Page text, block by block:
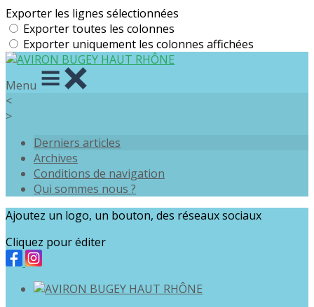
Exporter les lignes sélectionnées
Exporter toutes les colonnes
Exporter uniquement les colonnes affichées
Menu
<
>
Derniers articles
Archives
Conditions de navigation
Qui sommes nous ?
Ajoutez un logo, un bouton, des réseaux sociaux
Cliquez pour éditer